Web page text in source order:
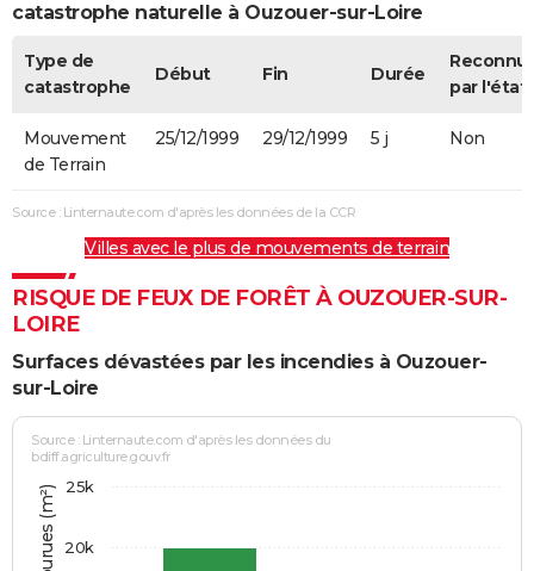
catastrophe naturelle à Ouzouer-sur-Loire
Type de
catastrophe
Début Fin Durée
par l'état
Mouvement
de Terrain
25/12/1999 29/12/1999 5 j Non
Source : Linternaute.com d'après les données de la CCR
Villes avec le plus de mouvements de terrain
RISQUE DE FEUX DE FORÊT À OUZOUER-SUR-
LOIRE
Surfaces dévastées par les incendies à Ouzouer-
sur-Loire
Source : Linternaute.com d'après les données du
bdiff.agriculture.gouv.fr
20k
25k